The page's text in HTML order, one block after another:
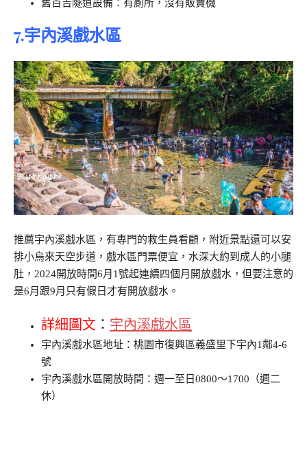
舊百吉隧道設備：有廁所，沒有販賣機
7.宇內溪戲水區
推薦宇內溪戲水區，有專門的救生員看顧，附近景點還可以安
排小烏來天空步道，戲水區門票便宜，水深大約到成人的小腿
肚，2024開放時間6月1號起連續四個月開放戲水，但要注意的
是6月跟9月只有假日才有開放戲水。
詳細圖文 ： 宇內溪戲水區
宇內溪戲水區地址：桃園市復興區義盛里下宇內1鄰4-6
號
宇內溪戲水區開放時間：週一至日0800～1700（週二
休）